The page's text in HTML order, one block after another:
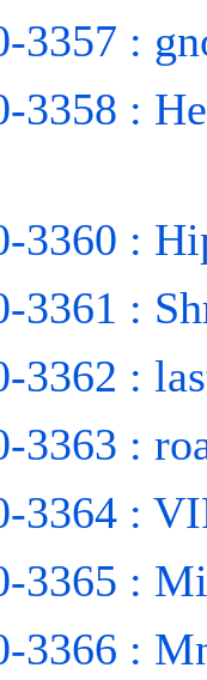
3357 :
3358 :
3360 :
3361 :
3362 :
3363 :
3364 :
3365 :
3366 :